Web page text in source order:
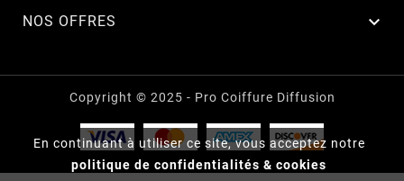
En continuant à utiliser ce site, vous acceptez notre
politique de confidentialités & cookies
NOS OFFRES 
Copyright © 2025 - Pro Coiffure Diffusion